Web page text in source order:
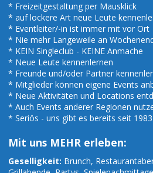
* Freizeitgestaltung per Mausklick
* auf lockere Art neue Leute
* Eventleiter/-in ist immer mit vor Ort
* Nie mehr Langeweile an
* KEIN Singleclub - KEINE Anmache
* Neue Leute kennenlernen
* Freunde und/oder Partner
* Mitglieder können eigene Events
* Neue Aktivitäten und Locations
* Auch Events anderer Regionen
* Seriös - uns gibt es bereits seit 1983
Mit uns MEHR erleben:
Geselligkeit: Brunch,